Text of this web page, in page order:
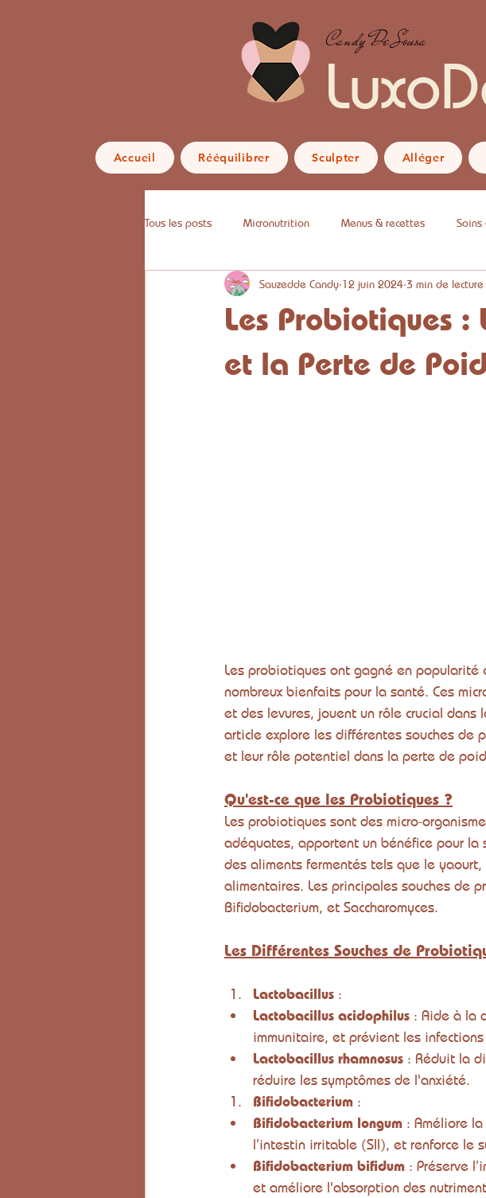
Candy De Sousa
Accueil Rééquilibrer Sculpter Alléger
Tous les posts Micronutrition Menus & recettes Soins
Les Probiotiques :
et la Perte de
Sauzedde Candy 12 juin 2024 3 min de lecture
Les probiotiques ont gagné en popularité
nombreux bienfaits pour la santé. Ces
et des levures, jouent un rôle crucial
article explore les différentes souches de
et leur rôle potentiel dans la perte de
Qu'est-ce que les Probiotiques ?
Les probiotiques sont des micro-
adéquates, apportent un bénéfice pour
des aliments fermentés tels que le
alimentaires. Les principales souches de
Bifidobacterium, et Saccharomyces.
Les Différentes Souches de
Lactobacillus :
Lactobacillus acidophilus : Aide à la
immunitaire, et prévient les
Lactobacillus rhamnosus : Réduit la
réduire les symptômes de l'anxiété.
Bifidobacterium :
Bifidobacterium longum : Améliore
l’intestin irritable (SII), et renforce le
Bifidobacterium bifidum : Préserve
et améliore l'absorption des